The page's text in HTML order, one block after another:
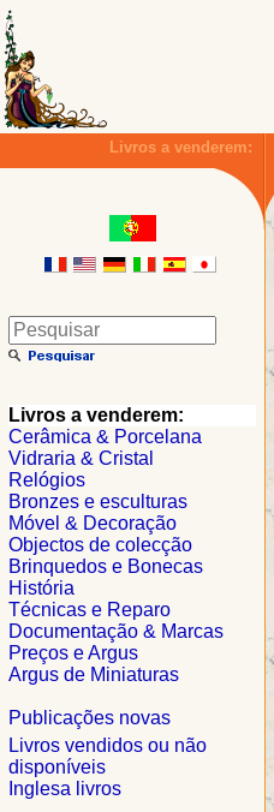
Livros a venderem:
Livros a venderem:
Cerâmica & Porcelana
Vidraria & Cristal
Relógios
Bronzes e esculturas
Móvel & Decoração
Objectos de colecção
Brinquedos e Bonecas
História
Técnicas e Reparo
Documentação & Marcas
Preços e Argus
Argus de Miniaturas
Publicações novas
Livros vendidos ou não
disponíveis
Inglesa livros